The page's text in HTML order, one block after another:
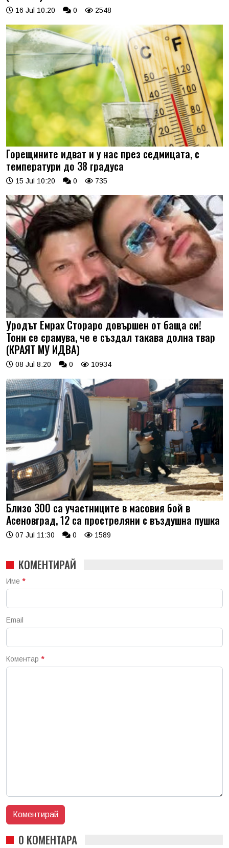
16 Jul 10:20 0 2548
Горещините идват и у нас през седмицата, с
температури до 38 градуса
15 Jul 10:20 0 735
Уродът Емрах Стораро довършен от баща си!
Тони се срамува, че е създал такава долна твар
(КРАЯТ МУ ИДВА)
08 Jul 8:20 0 10934
Близо 300 са участниците в масовия бой в
Асеновград, 12 са простреляни с въздушна пушка
07 Jul 11:30 0 1589
КОМЕНТИРАЙ
Име *
Email
Коментар *
0 КОМЕНТАРА